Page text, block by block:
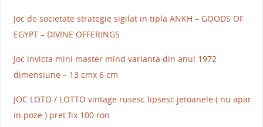
Joc de societate strategie sigilat in tipla ANKH – GOODS OF
EGYPT – DIVINE OFFERINGS
Joc invicta mini master mind varianta din anul 1972
dimensiune – 13 cmx 6 cm
JOC LOTO / LOTTO vintage rusesc lipsesc jetoanele ( nu apar
in poze ) pret fix 100 ron